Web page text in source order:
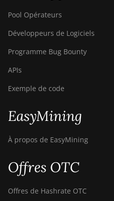
Pool Opérateurs
Développeurs de Logiciels
Programme Bug Bounty
APIs
Exemple de code
EasyMining
À propos de EasyMining
Offres OTC
Offres de Hashrate OTC